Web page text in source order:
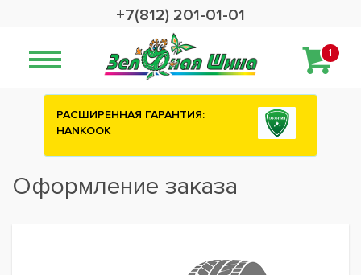
+7(812) 201-01-01
1
РАСШИРЕННАЯ ГАРАНТИЯ:
HANKOOK
Оформление заказа